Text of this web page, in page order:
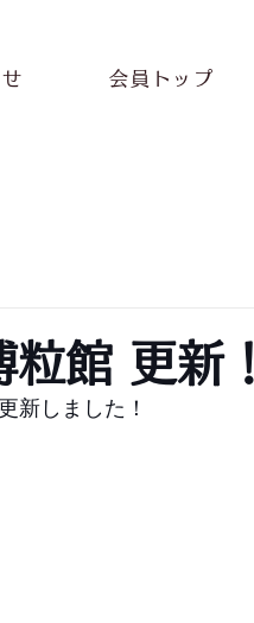
会員トップ
館 更新！
新しました！